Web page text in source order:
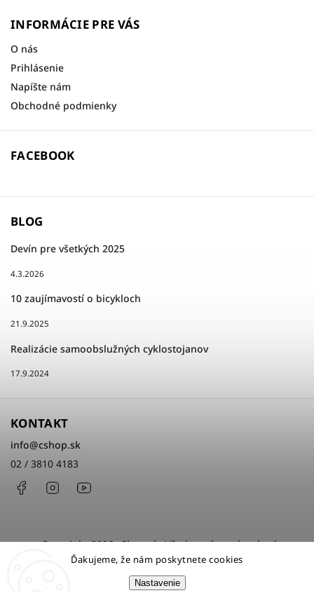
Ďakujeme, že nám poskytnete cookies
Nastavenie
INFORMÁCIE PRE VÁS
O nás
Prihlásenie
Napíšte nám
Obchodné podmienky
FACEBOOK
BLOG
Devín pre všetkých 2025
4.3.2026
10 zaujímavostí o bicykloch
21.9.2025
Realizácie samoobslužných cyklostojanov
17.9.2024
KONTAKT
info@cshop.sk
02 / 3810 4183
FacebookInstagram
Copyright 2026cShop.sk. Všetky práva vyhradené.
Upraviť nastavenie cookies